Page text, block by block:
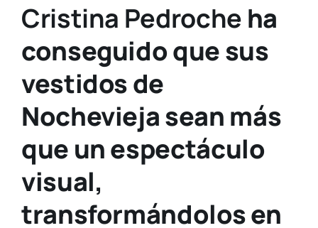
Cristina Pedroche ha
conseguido que sus
vestidos de
Nochevieja sean más
que un espectáculo
visual,
transformándolos en